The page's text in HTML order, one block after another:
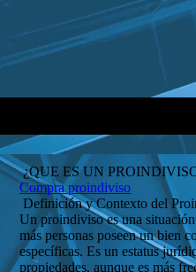
¿QUE ES UN
Compra proindiviso
Definición y Contexto del
Un proindiviso es una
más personas poseen un bien
específicas. Es un estatus
propiedades, aunque es más